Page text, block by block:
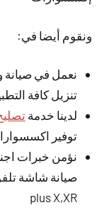
ونقوم أيضا في:
نعمل في صيانة
تنزيل كافة
لدينا خدمة
توفير
نؤمن خبرات
plus X,XR